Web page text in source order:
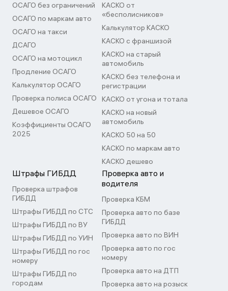
ОСАГО без ограничений
ОСАГО по маркам авто
ОСАГО на такси
ДСАГО
ОСАГО на мотоцикл
Продление ОСАГО
Калькулятор ОСАГО
Проверка полиса ОСАГО
Дешевое ОСАГО
Коэффициенты ОСАГО
2025
КАСКО от
«бесполисников»
Калькулятор КАСКО
КАСКО с франшизой
КАСКО на старый
автомобиль
КАСКО без телефона и
регистрации
КАСКО от угона и тотала
КАСКО на новый
автомобиль
КАСКО 50 на 50
КАСКО по маркам авто
КАСКО дешево
Штрафы ГИБДД
Проверка штрафов
ГИБДД
Штрафы ГИБДД по СТС
Штрафы ГИБДД по ВУ
Штрафы ГИБДД по УИН
Штрафы ГИБДД по гос
номеру
Штрафы ГИБДД по
городам
Проверка авто и
водителя
Проверка КБМ
Проверка авто по базе
ГИБДД
Проверка авто по ВИН
Проверка авто по гос
номеру
Проверка авто на ДТП
Проверка авто на розыск